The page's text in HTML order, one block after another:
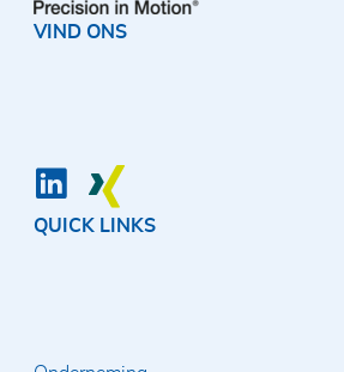
VIND ONS
QUICK LINKS